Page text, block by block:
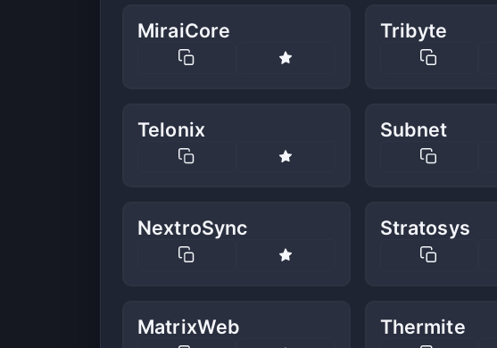
MiraiCore Tribyte
Telonix Subnet
NextroSync Stratosys
MatrixWeb Thermite